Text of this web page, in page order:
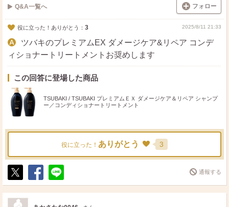
Q&A一覧へ フォロー
役に立った！ありがとう： 3 2025/8/11 21:33
ツバキのプレミアムEX ダメージケア&リペア コンデ
ィショナートリートメントお奨めします
この回答に登場した商品
TSUBAKI / TSUBAKI プレミアムＥＸ ダメージケア＆リペア シャンプ
ー／コンディショナートリートメント
役に立った！ ありがとう 3
ポ
ス
ト
シ
ェ
送
る
通報する